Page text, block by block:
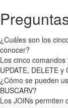
¿Cuáles son los
conocer?
Los cinco
UPDATE, DELETE y
¿Cómo se pueden
BUSCARV?
Los JOINs permiten